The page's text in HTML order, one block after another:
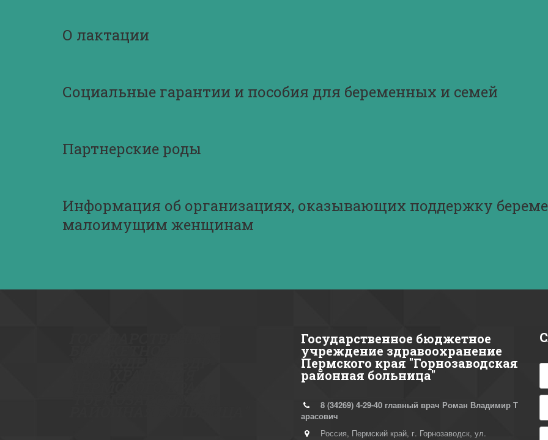
О лактации
Социальные гарантии и пособия для беременных и семей
Партнерские роды
Информация об организациях, оказывающих поддержку
малоимущим женщинам
Государственное бюджетное
учреждение здравоохранение
Пермского края "Горнозаводская
районная больница"
8 (34269) 4-29-40 главный врач Роман Владимир Т
арасович
Россия, Пермский край, г. Горнозаводск, ул.